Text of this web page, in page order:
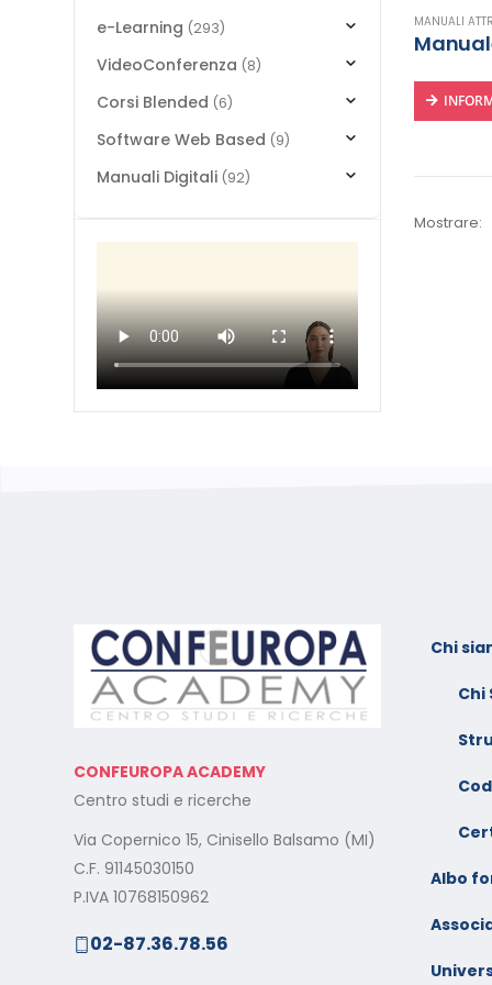
MANUALI
Mostrare:
e-Learning (293)
VideoConferenza (8)
Corsi Blended (6)
Software Web Based (9)
Manuali Digitali (92)
CONFEUROPA ACADEMY
Centro studi e ricerche
Via Copernico 15, Cinisello Balsamo (MI)
C.F. 91145030150
P.IVA 10768150962
02-87.36.78.56
Chi
Chi
Albo
Foto dei minori sui social:
serve il consenso di
entrambi i genitori
Calendario Corsi
Videoconferenza Maggio –
Giugno 2026
Minimarket di Rozzano al
setaccio
Cade dalla sedia in smart